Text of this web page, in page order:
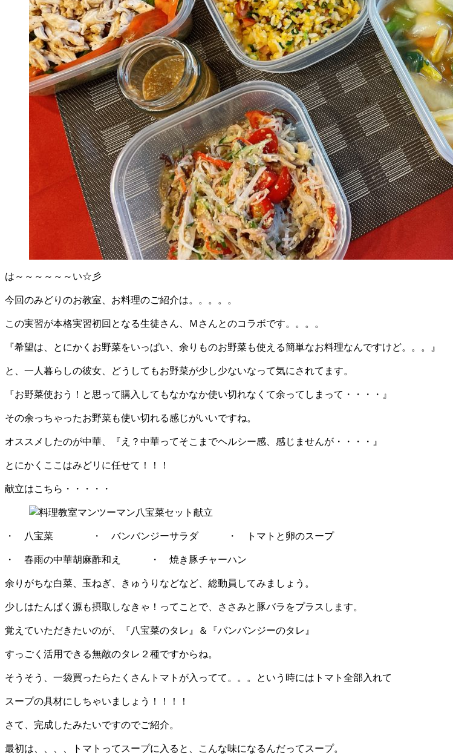
は～～～～～～い☆彡
今回のみどりのお教室、お料理のご紹介は。。。。。
この実習が本格実習初回となる生徒さん、Ｍさんとのコラボです。。。。
『希望は、とにかくお野菜をいっぱい、余りものお野菜も使える簡単なお料理なんですけど。。。』
と、一人暮らしの彼女、どうしてもお野菜が少し少ないなって気にされてます。
『お野菜使おう！と思って購入してもなかなか使い切れなくて余ってしまって・・・・』
その余っちゃったお野菜も使い切れる感じがいいですね。
オススメしたのが中華、『え？中華ってそこまでヘルシー感、感じませんが・・・・』
とにかくここはみどリに任せて！！！
献立はこちら・・・・・
・ 八宝菜 ・ バンバンジーサラダ ・ トマトと卵のスープ
・ 春雨の中華胡麻酢和え ・ 焼き豚チャーハン
余りがちな白菜、玉ねぎ、きゅうりなどなど、総動員してみましょう。
少しはたんぱく源も摂取しなきゃ！ってことで、ささみと豚バラをプラスします。
覚えていただきたいのが、『八宝菜のタレ』＆『バンバンジーのタレ』
すっごく活用できる無敵のタレ２種ですからね。
そうそう、一袋買ったらたくさんトマトが入ってて。。。という時にはトマト全部入れて
スープの具材にしちゃいましょう！！！！
さて、完成したみたいですのでご紹介。
最初は、、、、トマトってスープに入ると、こんな味になるんだってスープ。